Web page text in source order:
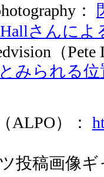
：
Hallさんによ
（
みられる位
ALPO）：
投稿画像